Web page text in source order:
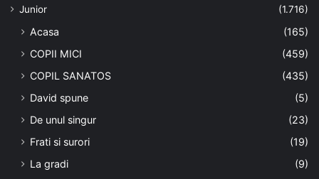
Junior
(1.716)
Acasa
(165)
COPII MICI
(459)
COPIL SANATOS
(435)
David spune
(5)
De unul singur
(23)
Frati si surori
(19)
La gradi
(9)